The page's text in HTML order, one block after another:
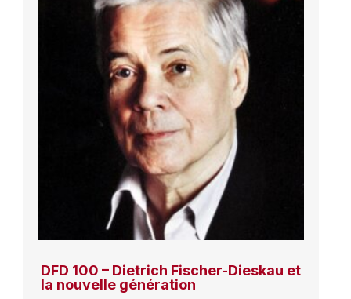
DFD 100 – Dietrich Fischer-Dieskau et
la nouvelle génération